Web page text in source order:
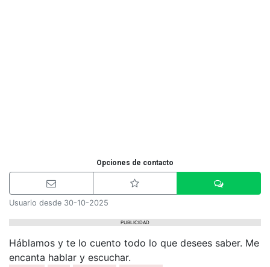
Opciones de contacto
Usuario desde 30-10-2025
PUBLICIDAD
Háblamos y te lo cuento todo lo que desees saber. Me
encanta hablar y escuchar.